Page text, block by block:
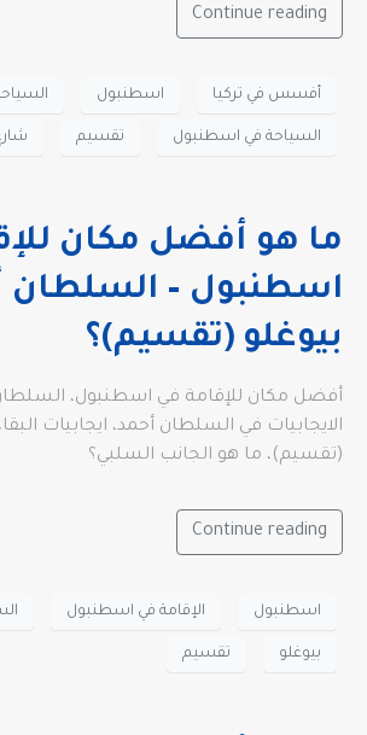
Continue reading
أفسس في تركيا اسطنبول
السياحة في اسطنبول تقسيم
ما هو أفضل مكان
اسطنبول – السلطان
بيوغلو (تقسيم)؟
أفضل مكان للإقامة في اسطنبول،
الايجابيات في السلطان أحمد، ايجابيات
(تقسيم)، ما هو الجانب السلبي؟
Continue reading
اسطنبول الإقامة في اسطنبول
بيوغلو تقسيم